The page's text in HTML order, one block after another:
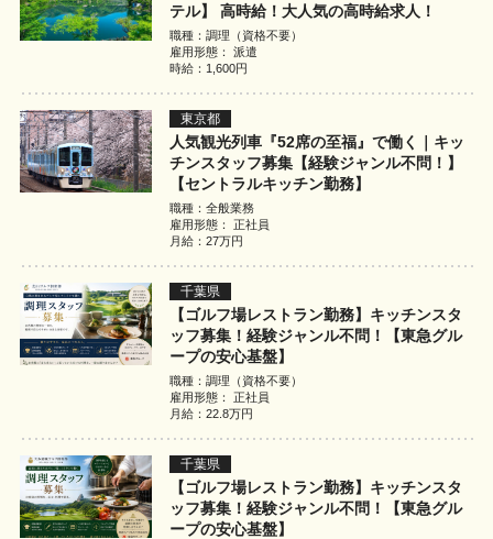
テル】 高時給！大人気の高時給求人！
職種：調理（資格不要）
雇用形態： 派遣
時給：1,600円
東京都
人気観光列車『52席の至福』で働く｜キッ
チンスタッフ募集【経験ジャンル不問！】
【セントラルキッチン勤務】
職種：全般業務
雇用形態： 正社員
月給：27万円
千葉県
【ゴルフ場レストラン勤務】キッチンスタ
ッフ募集！経験ジャンル不問！【東急グル
ープの安心基盤】
職種：調理（資格不要）
雇用形態： 正社員
月給：22.8万円
千葉県
【ゴルフ場レストラン勤務】キッチンスタ
ッフ募集！経験ジャンル不問！【東急グル
ープの安心基盤】